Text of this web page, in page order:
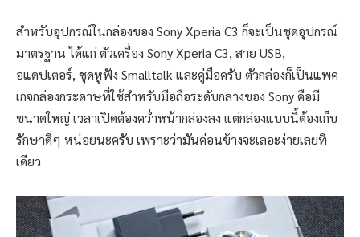
สำหรับอุปกรณ์ในกล่องของ Sony Xperia C3 ก็จะเป็นชุดอุปกรณ์
มาตรฐาน ได้แก่ ตัวเครื่อง Sony Xperia C3, สาย USB,
อแดปเตอร์, ชุดหูฟัง Smalltalk และคู่มือครับ ตัวกล่องก็เป็นแพค
เกจกล่องกระดาษที่ใช้สำหรับมือถือระดับกลางของ Sony คือมี
ขนาดใหญ่ เวลาเปิดต้องคว่ำหน้ากล่องลง แต่กล่องแบบนี้ต้องเก็บ
รักษาดีๆ หน่อยนะครับ เพราะว่ามันค่อนข้างจะเลอะง่ายเลยที
เดียว